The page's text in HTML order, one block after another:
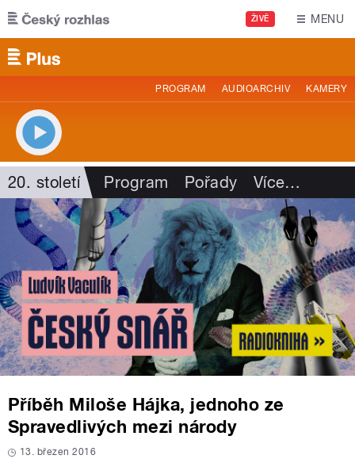
Přejít k hlavnímu obsahu
ŽIVĚ MENU
PROGRAM AUDIOARCHIV KAMERY
20. století Program Pořady Více…
Příběh Miloše Hájka, jednoho ze
Spravedlivých mezi národy
13. březen 2016